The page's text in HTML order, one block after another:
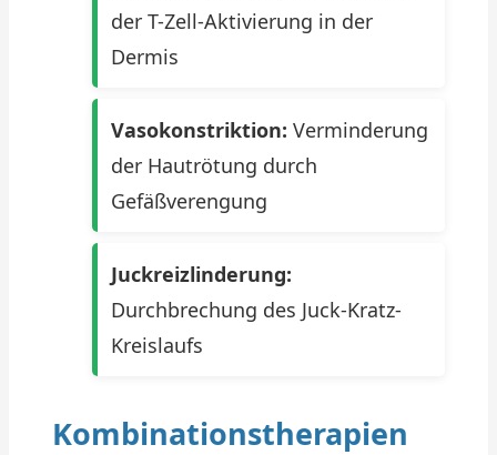
der T-Zell-Aktivierung in der
Dermis
Vasokonstriktion: Verminderung
der Hautrötung durch
Gefäßverengung
Juckreizlinderung:
Durchbrechung des Juck-Kratz-
Kreislaufs
Kombinationstherapien